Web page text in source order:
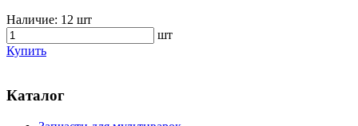
Наличие: 12 шт
шт
Купить
Каталог